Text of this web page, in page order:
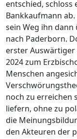
entschied, schloss
Bankkaufmann
sein Weg ihn
nach Paderborn.
erster Auswärtiger
2024 zum
Menschen
noch zu erreichen
liefern, ohne zu
die
den Akteuren der